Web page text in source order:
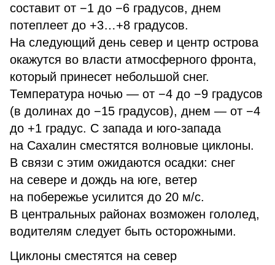
составит от −1 до −6 градусов, днем
потеплеет до +3…+8 градусов.
На следующий день север и центр острова
окажутся во власти атмосферного фронта,
который принесет небольшой снег.
Температура ночью — от −4 до −9 градусов
(в долинах до −15 градусов), днем — от −4
до +1 градус. С запада и юго-запада
на Сахалин сместятся волновые циклоны.
В связи с этим ожидаются осадки: снег
на севере и дождь на юге, ветер
на побережье усилится до 20 м/с.
В центральных районах возможен гололед,
водителям следует быть осторожными.
Циклоны сместятся на север